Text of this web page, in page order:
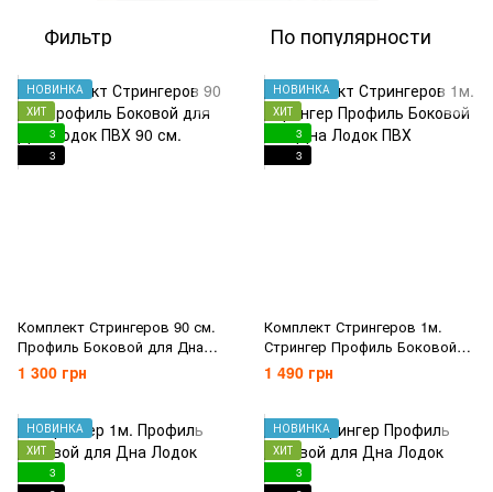
Фильтр По популярности
НОВИНКА
ХИТ
3
3
Комплект Стрингеров 90 см.
Профиль Боковой для Дна
лодок ПВХ 90 см.
1 300 грн
НОВИНКА
ХИТ
3
3
Комплект Стрингеров 1м.
Стрингер Профиль Боковой
для Дна Лодок ПВХ
1 490 грн
НОВИНКА
ХИТ
3
НОВИНКА
ХИТ
3